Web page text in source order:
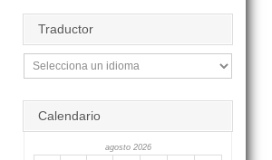
Traductor
Calendario
agosto 2026